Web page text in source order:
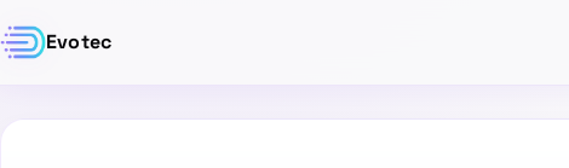
Evotec